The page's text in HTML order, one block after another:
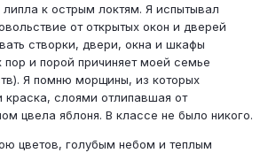
к острым локтям. Я испытывал
от открытых окон и дверей
створки, двери, окна и шкафы
пор и порой причиняет моей семье
Я помню морщины, из которых
краска, слоями отлипавшая от
цвела яблоня. В классе не было никого.
цветов, голубым небом и теплым